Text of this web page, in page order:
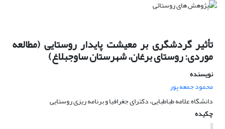
تأثیر گردشگری بر معیشت پایدار روستایی (مطالعه
موردی: روستای برغان، شهرستان ساوجبلاغ)
نویسنده
محمود جمعه پور
دانشگاه علامه طباطبایی، دکترای جغرافیا و برنامه ریزی روستایی
چکیده